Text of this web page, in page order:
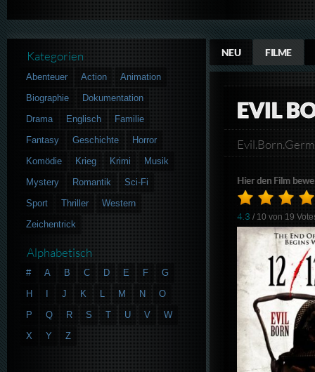
NEU FILME
EVIL
Hier den Film
4.3 / 10 von 19
Kategorien
Abenteuer Action
Animation
Biographie
Dokumentation
Drama
Englisch
Familie
Fantasy
Geschichte
Horror
Komödie
Krieg Krimi
Musik
Mystery
Romantik
Sci-Fi
Sport
Thriller
Western
Zeichentrick
Alphabetisch
# A B C D E F
G
H
J K L M N
O
P
Q R S T U V
W
X
Y Z